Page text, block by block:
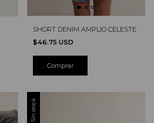
SHORT DENIM AMPLIO CELESTE
$46.75 USD
Sin stock